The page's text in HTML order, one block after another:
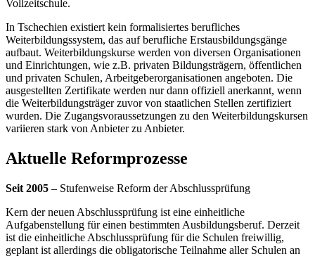
Vollzeitschule.
In Tschechien existiert kein formalisiertes berufliches
Weiterbildungssystem, das auf berufliche Erstausbildungsgänge
aufbaut. Weiterbildungskurse werden von diversen Organisationen
und Einrichtungen, wie z.B. privaten Bildungsträgern, öffentlichen
und privaten Schulen, Arbeitgeberorganisationen angeboten. Die
ausgestellten Zertifikate werden nur dann offiziell anerkannt, wenn
die Weiterbildungsträger zuvor von staatlichen Stellen zertifiziert
wurden. Die Zugangsvoraussetzungen zu den Weiterbildungskursen
variieren stark von Anbieter zu Anbieter.
Aktuelle Reformprozesse
Seit 2005 – Stufenweise Reform der Abschlussprüfung
Kern der neuen Abschlussprüfung ist eine einheitliche
Aufgabenstellung für einen bestimmten Ausbildungsberuf. Derzeit
ist die einheitliche Abschlussprüfung für die Schulen freiwillig,
geplant ist allerdings die obligatorische Teilnahme aller Schulen an